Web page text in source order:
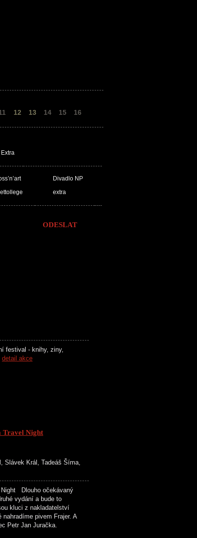
12 13 14 15 16
Extra
Divadlo NP
extra
festival - knihy, ziny,
detail akce
Travel Night
Slávek Král, Tadeáš Šíma,
Night Dlouho očekávaný
vydání a bude to
kluci z nakladatelství
pivem Frajer. A
Petr Jan Juračka.